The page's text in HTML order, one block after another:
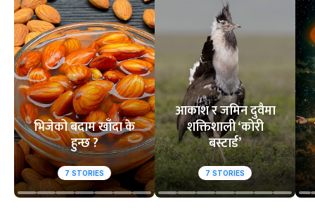
भिजेको बदाम खाँदा के
हुन्छ ?
7 STORIES
आकाश र जमिन दुवैमा
शक्तिशाली ‘कोरी
बस्टार्ड’
7 STORIES